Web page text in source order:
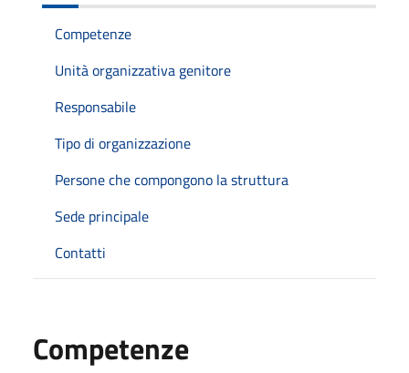
Competenze
Unità organizzativa genitore
Responsabile
Tipo di organizzazione
Persone che compongono la struttura
Sede principale
Contatti
Competenze